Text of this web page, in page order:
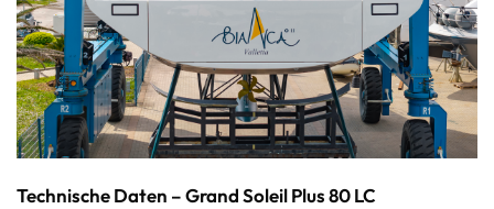
Technische Daten – Grand Soleil Plus 80 LC